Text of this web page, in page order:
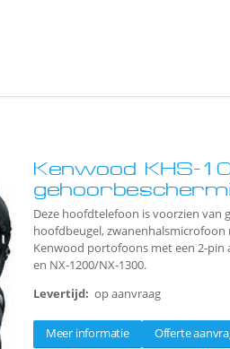
Kenwood KHS-
Deze hoofdtelefoon is voorzien
hoofdbeugel, zwanenhalsmicrofoon
Kenwood portofoons met een 2-pin
en NX-1200/NX-1300.
Levertijd: op aanvraag
Meer informatie Offerte